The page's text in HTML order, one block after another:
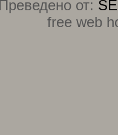
Преведено от:
free web